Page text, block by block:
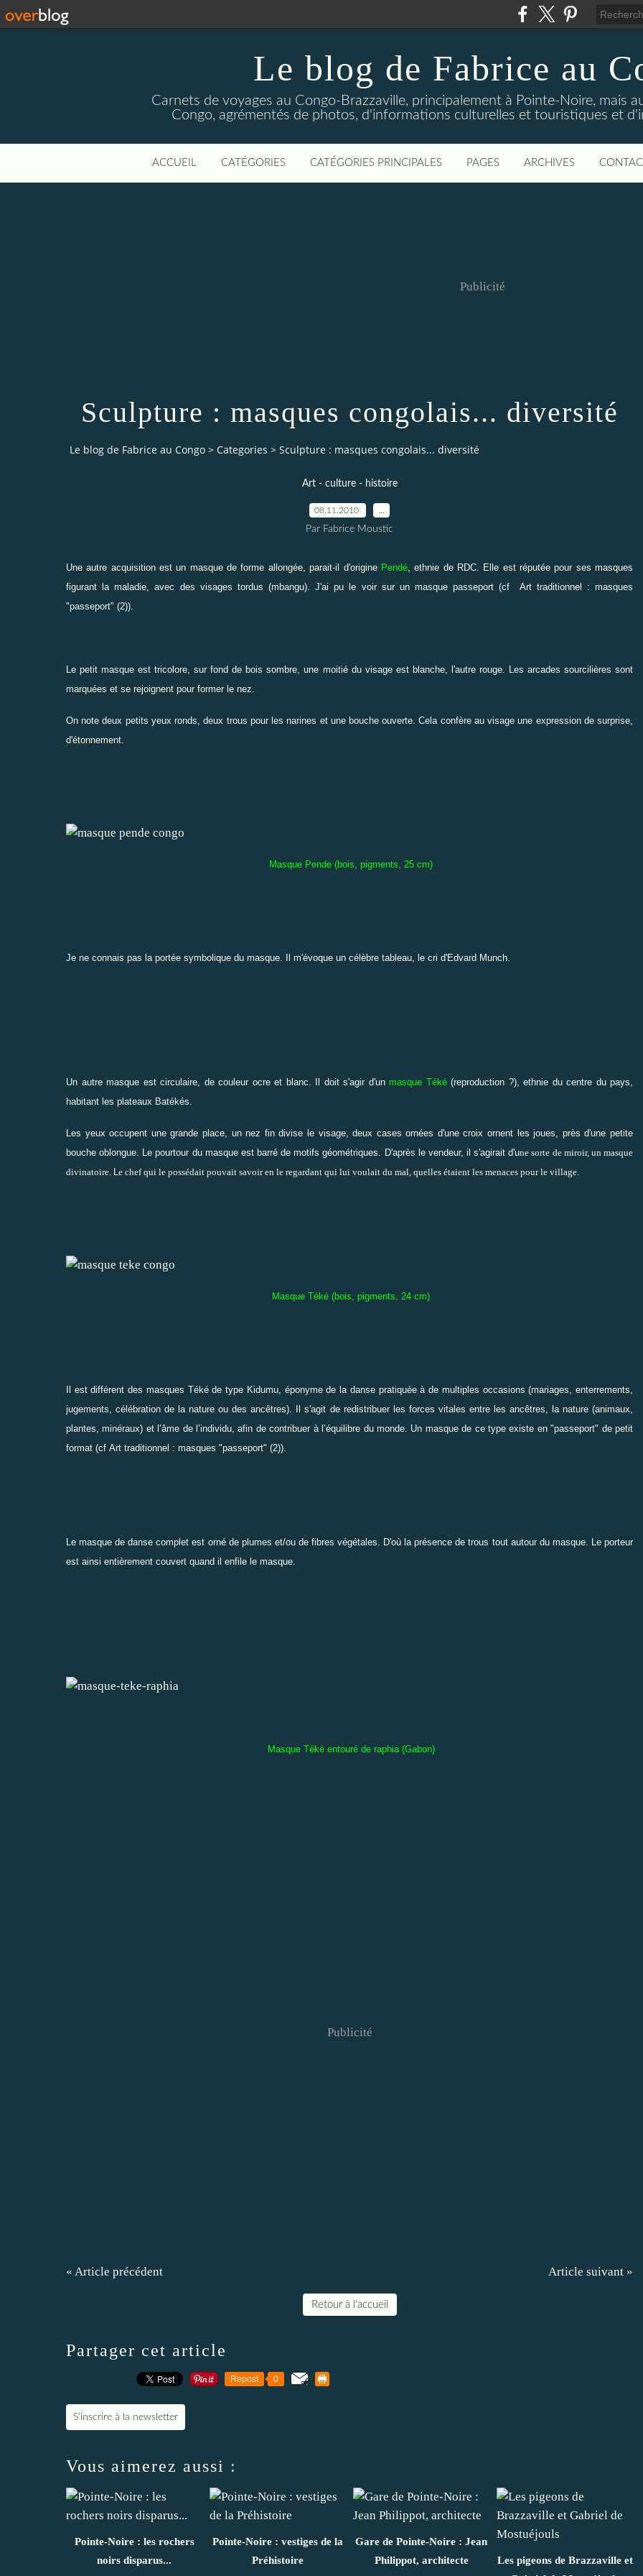
Le blog de Fabrice au
Carnets de voyages au Congo-Brazzaville, principalement à Pointe-Noire, mais
Congo, agrémentés de photos, d'informations culturelles et touristiques et
ACCUEIL CATÉGORIES CATÉGORIES PRINCIPALES PAGES ARCHIVES
Publicité
Sculpture : masques congolais... diversité
Le blog de Fabrice au Congo > Categories > Sculpture : masques congolais... diversité
Art - culture - histoire
08.11.2010
Par Fabrice Moustic
Une autre acquisition est un masque de forme allongée, parait-il d'origine Pendé, ethnie de RDC. Elle est réputée pour ses masques
figurant la maladie, avec des visages tordus (mbangu). J'ai pu le voir sur un masque passeport (cf Art traditionnel : masques
"passeport" (2)).
Le petit masque est tricolore, sur fond de bois sombre, une moitié du visage est blanche, l'autre rouge. Les arcades sourcilières sont
marquées et se rejoignent pour former le nez.
On note deux petits yeux ronds, deux trous pour les narines et une bouche ouverte. Cela confère au visage une expression de surprise,
d'étonnement.
Masque Pende (bois, pigments, 25 cm)
Je ne connais pas la portée symbolique du masque. Il m'évoque un célèbre tableau, le cri d'Edvard Munch.
Un autre masque est circulaire, de couleur ocre et blanc. Il doit s'agir d'un masque Téké(reproduction ?), ethnie du centre du pays,
habitant les plateaux Batékés.
Les yeux occupent une grande place, un nez fin divise le visage, deux cases ornées d'une croix ornent les joues, près d'une petite
bouche oblongue. Le pourtour du masque est barré de motifs géométriques. D'après le vendeur, il s'agirait d'une sorte de miroir, un masque
divinatoire.
e chef qui le possédait pouvait savoir en le regardant qui lui voulait du mal, quelles étaient les menaces pour le village.
Masque Téké (bois, pigments, 24 cm)
Il est différent des masques Téké de type Kidumu, éponyme de la danse pratiquée à de multiples occasions (mariages, enterrements,
jugements, célébration de la nature ou des ancêtres).
Il s'agit de redistribuer les forces vitales entre les ancêtres,
la nature (animaux,
plantes, minéraux) et l’âme de l’individu, afin de contribuer à l’équilibre du monde. Un masque de ce type existe en "passeport" de petit
format (cf Art traditionnel : masques "passeport" (2)).
Le masque de danse complet est orné de plumes et/ou de fibres végétales. D'où la présence de trous tout autour du masque. Le porteur
est ainsi entièrement couvert quand il enfile le masque.
Masque Téké entouré de raphia (Gabon)
Publicité
« Article précédent Article suivant »
Retour à l'accueil
Partager cet article
Repost 0
S'inscrire à la newsletter
Vous aimerez aussi :
Pointe-Noire : les rochers
noirs disparus...
Pointe-Noire : vestiges de la
Préhistoire
Gare de Pointe-Noire : Jean
Philippot, architecte
Les pigeons de Brazzaville et